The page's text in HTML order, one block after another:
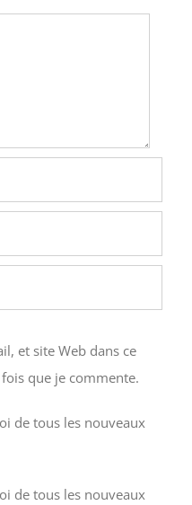
et site Web dans ce
que je commente.
de tous les nouveaux
de tous les nouveaux